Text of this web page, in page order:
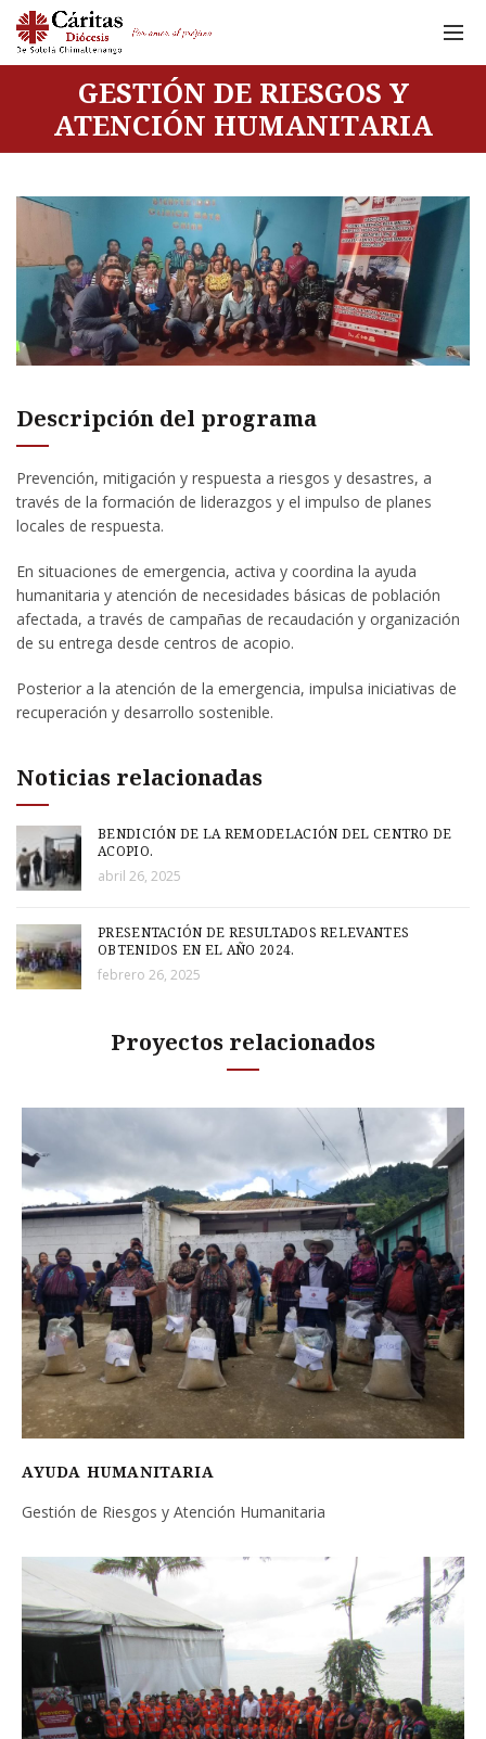
GESTIÓN DE RIESGOS Y
ATENCIÓN HUMANITARIA
Descripción del programa
Prevención, mitigación y respuesta a riesgos y desastres, a
través de la formación de liderazgos y el impulso de planes
locales de respuesta.
En situaciones de emergencia, activa y coordina la ayuda
humanitaria y atención de necesidades básicas de población
afectada, a través de campañas de recaudación y organización
de su entrega desde centros de acopio.
Posterior a la atención de la emergencia, impulsa iniciativas de
recuperación y desarrollo sostenible.
Noticias relacionadas
BENDICIÓN DE LA REMODELACIÓN DEL CENTRO DE
ACOPIO.
abril 26, 2025
PRESENTACIÓN DE RESULTADOS RELEVANTES
OBTENIDOS EN EL AÑO 2024.
febrero 26, 2025
Proyectos relacionados
AYUDA HUMANITARIA
Gestión de Riesgos y Atención Humanitaria